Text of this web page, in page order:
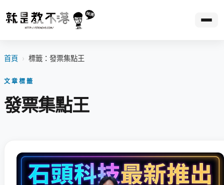
首頁 › 標籤：發票集點王
文章標籤
發票集點王